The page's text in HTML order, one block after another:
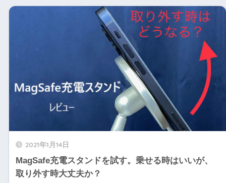
2021年1月14日
MagSafe充電スタンドを試す。乗せる時はいいが、
取り外す時大丈夫か？